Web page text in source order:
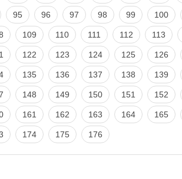
95 96 97 98 99 100
109 110 111 112 113
122 123 124 125 126
135 136 137 138 139
148 149 150 151 152
161 162 163 164 165
174 175 176